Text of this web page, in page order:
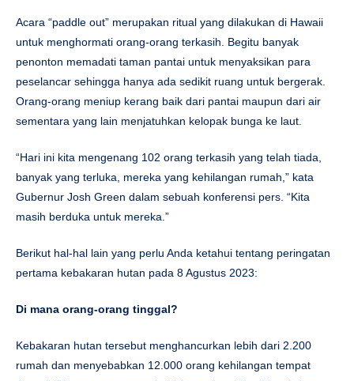
Acara “paddle out” merupakan ritual yang dilakukan di Hawaii
untuk menghormati orang-orang terkasih. Begitu banyak
penonton memadati taman pantai untuk menyaksikan para
peselancar sehingga hanya ada sedikit ruang untuk bergerak.
Orang-orang meniup kerang baik dari pantai maupun dari air
sementara yang lain menjatuhkan kelopak bunga ke laut.
“Hari ini kita mengenang 102 orang terkasih yang telah tiada,
banyak yang terluka, mereka yang kehilangan rumah,” kata
Gubernur Josh Green dalam sebuah konferensi pers. “Kita
masih berduka untuk mereka.”
Berikut hal-hal lain yang perlu Anda ketahui tentang peringatan
pertama kebakaran hutan pada 8 Agustus 2023:
Di mana orang-orang tinggal?
Kebakaran hutan tersebut menghancurkan lebih dari 2.200
rumah dan menyebabkan 12.000 orang kehilangan tempat